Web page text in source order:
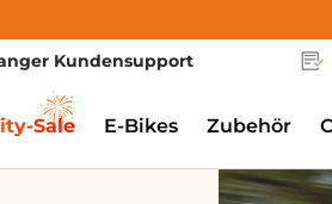
Kundensupport
Sale E-Bikes Zubehör